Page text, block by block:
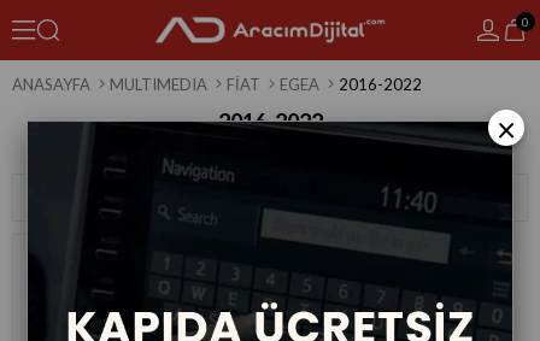
0
ANASAYFA MULTIMEDIA FIAT EGEA 2016-2022
2016-2022
Filtreleme
×